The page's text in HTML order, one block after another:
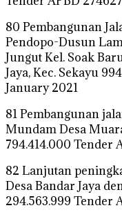
80 Pembangunan
Pendopo-Dusun
Jungut Kel. Soak
Jaya, Kec. Sekayu
January 2021
81 Pembangunan
Mundam Desa
794.414.000 Tender
82 Lanjutan
Desa Bandar Jaya
294.563.999 Tender